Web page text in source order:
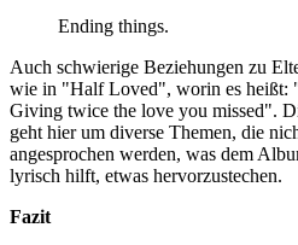
Ending things.
Auch schwierige Beziehungen zu
wie in "Half Loved", worin es heißt:
Giving twice the love you missed".
geht hier um diverse Themen, die
angesprochen werden, was dem
lyrisch hilft, etwas hervorzustechen.
Fazit